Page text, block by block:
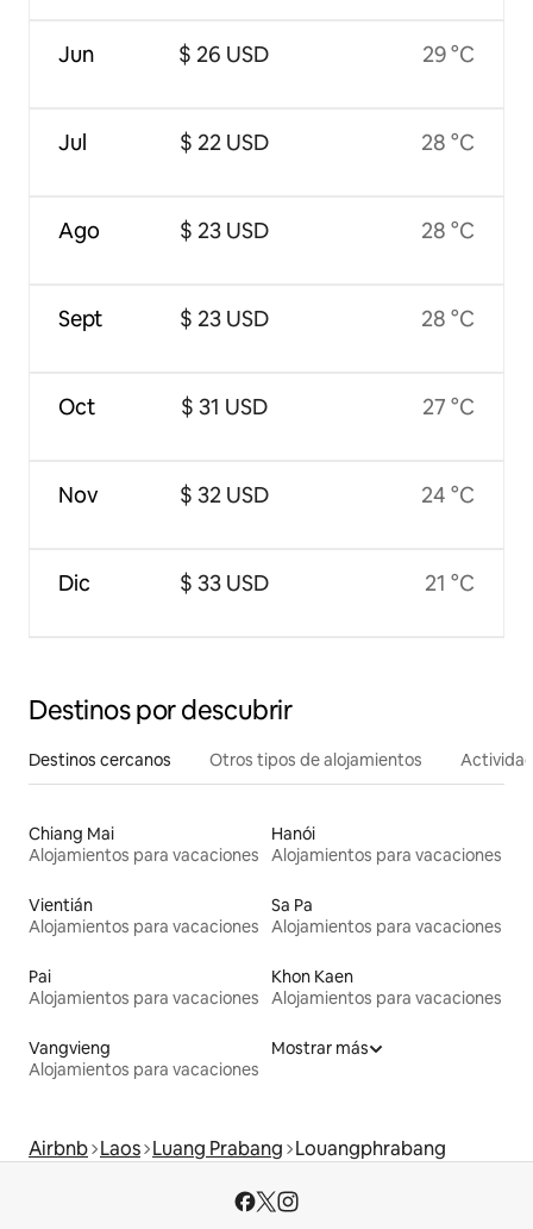
Jun
Jul
Ago
Sept
Oct
Nov
Dic
$ 26 USD
$ 22 USD
$ 23 USD
$ 23 USD
$ 31 USD
$ 32 USD
$ 33 USD
29 °C
28 °C
28 °C
28 °C
27 °C
24 °C
21 °C
Destinos por descubrir
Destinos cercanos Otros tipos de alojamientos
Chiang Mai
Alojamientos para vacaciones
Hanói
Alojamientos para vacaciones
Vientián
Alojamientos para vacaciones
Sa Pa
Alojamientos para vacaciones
Pai
Alojamientos para vacaciones
Khon Kaen
Alojamientos para vacaciones
Vangvieng
Alojamientos para vacaciones
Mostrar más
Airbnb Laos Luang Prabang Louangphrabang